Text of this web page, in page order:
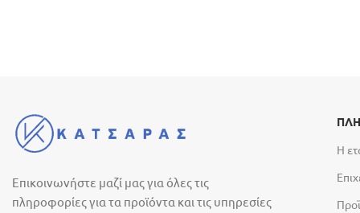
Επικοινωνήστε μαζί μας για όλες τις
πληροφορίες για τα προϊόντα και τις υπηρεσίες
Η